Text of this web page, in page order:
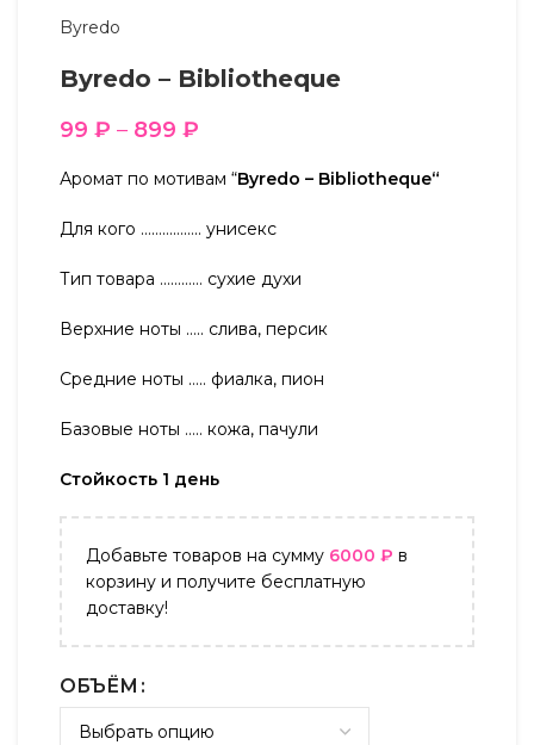
Byredo
Byredo – Bibliotheque
99 ₽ – 899 ₽
Аромат по мотивам “Byredo – Bibliotheque“
Для кого …………….. унисекс
Тип товара ………… сухие духи
Верхние ноты ….. слива, персик
Средние ноты ….. фиалка, пион
Базовые ноты ….. кожа, пачули
Стойкость 1 день
Добавьте товаров на сумму 6000 ₽ в
корзину и получите бесплатную
доставку!
ОБЪЁМ